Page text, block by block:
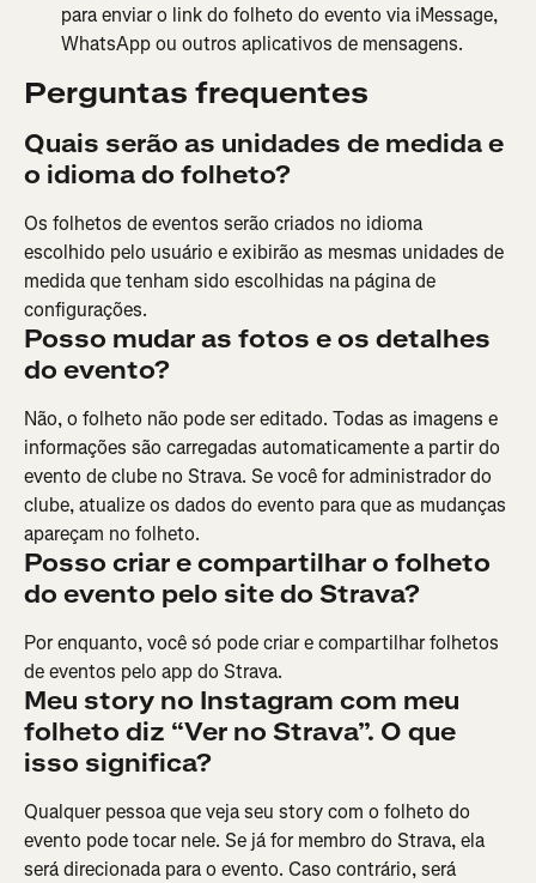
para enviar o link do folheto do evento via iMessage,
WhatsApp ou outros aplicativos de mensagens.
Perguntas frequentes
Quais serão as unidades de medida e
o idioma do folheto?
Os folhetos de eventos serão criados no idioma
escolhido pelo usuário e exibirão as mesmas unidades de
medida que tenham sido escolhidas na página de
configurações.
Posso mudar as fotos e os detalhes
do evento?
Não, o folheto não pode ser editado. Todas as imagens e
informações são carregadas automaticamente a partir do
evento de clube no Strava. Se você for administrador do
clube, atualize os dados do evento para que as mudanças
apareçam no folheto.
Posso criar e compartilhar o folheto
do evento pelo site do Strava?
Por enquanto, você só pode criar e compartilhar folhetos
de eventos pelo app do Strava.
Meu story no Instagram com meu
folheto diz “Ver no Strava”. O que
isso significa?
Qualquer pessoa que veja seu story com o folheto do
evento pode tocar nele. Se já for membro do Strava, ela
será direcionada para o evento. Caso contrário, será